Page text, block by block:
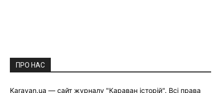
ПРО НАС
Karavan.ua — сайт журналу "Караван історій". Всі права